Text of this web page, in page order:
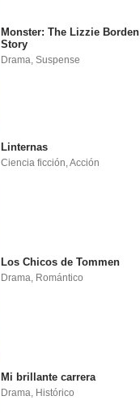
Monster: The Lizzie Borden
Story
Drama Suspense
Linternas
Ciencia ficción Acción
Los Chicos de Tommen
Drama Romántico
Mi brillante carrera
Drama Histórico